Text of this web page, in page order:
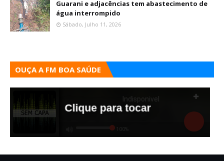
Guarani e adjacências tem abastecimento de
água interrompido
Sábado, Julho 11, 2026
OUÇA A FM BOA SAÚDE